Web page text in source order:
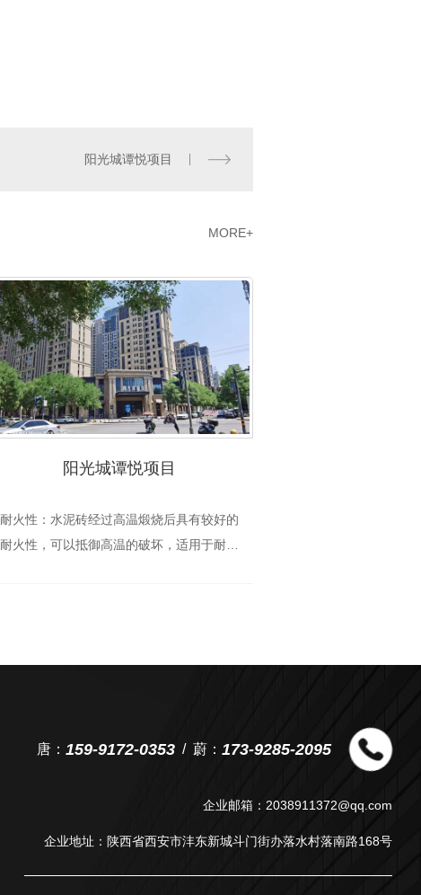
阳光城谭悦项目
MORE+
阳光城谭悦项目
耐火性：水泥砖经过高温煅烧后具有较好的
耐火性，可以抵御高温的破坏，适用于耐火
唐： 159-9172-0353 蔚： 173-9285-2095
企业邮箱：2038911372@qq.com
企业地址：陕西省西安市沣东新城斗门街办落水村落南路168号